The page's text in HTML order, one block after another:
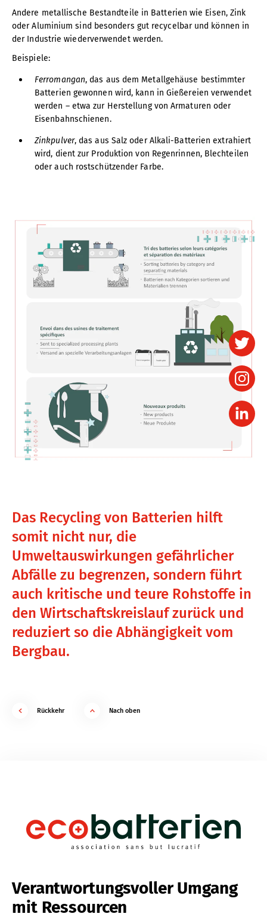
Andere metallische Bestandteile in Batterien wie Eisen, Zink
oder Aluminium sind besonders gut recycelbar und können in
der Industrie wiederverwendet werden.
Beispiele:
Ferromangan, das aus dem Metallgehäuse bestimmter
Batterien gewonnen wird, kann in Gießereien verwendet
werden – etwa zur Herstellung von Armaturen oder
Eisenbahnschienen.
Zinkpulver, das aus Salz oder Alkali-Batterien extrahiert
wird, dient zur Produktion von Regenrinnen, Blechteilen
oder auch rostschützender Farbe.
Das Recycling von Batterien hilft
somit nicht nur, die
Umweltauswirkungen gefährlicher
Abfälle zu begrenzen, sondern führt
auch kritische und teure Rohstoffe in
den Wirtschaftskreislauf zurück und
reduziert so die Abhängigkeit vom
Bergbau.
Rückkehr Nach oben
Verantwortungsvoller Umgang
mit Ressourcen